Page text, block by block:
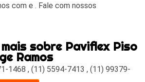
com e . Fale com nossos
sobre Paviflex Piso
Ramos
1468 ,(11) 5594-7413 ,(11) 99379-